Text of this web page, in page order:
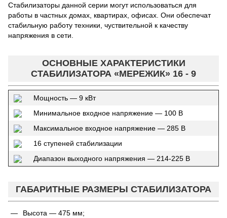
Стабилизаторы данной серии могут использоваться для
работы в частных домах, квартирах, офисах. Они обеспечат
стабильную работу техники, чуствительной к качеству
напряжения в сети.
ОСНОВНЫЕ ХАРАКТЕРИСТИКИ
СТАБИЛИЗАТОРА «МЕРЕЖИК» 16 - 9
Мощность — 9 кВт
Минимальное входное напряжение — 100 В
Максимальное входное напряжение — 285 В
16 ступеней стабилизации
Диапазон выходного напряжения — 214-225 В
ГАБАРИТНЫЕ РАЗМЕРЫ СТАБИЛИЗАТОРА
Высота — 475 мм;